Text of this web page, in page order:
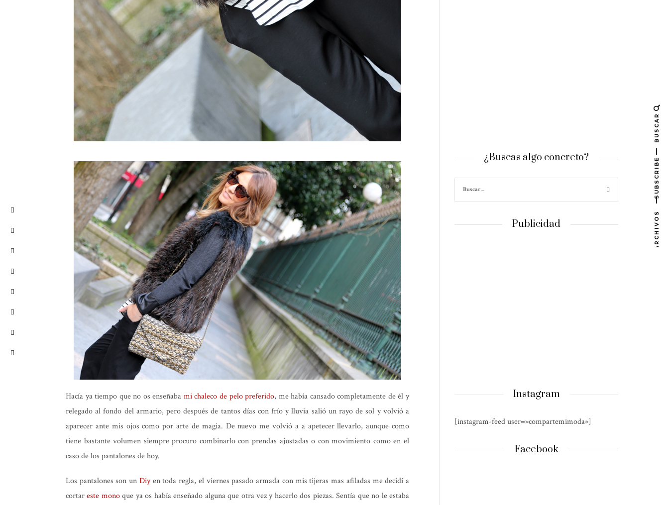
Hacía ya tiempo que no os enseñaba mi chaleco de pelo preferido, me había cansado completamente de él y
relegado al fondo del armario, pero después de tantos días con frío y lluvia salió un rayo de sol y volvió a
aparecer ante mis ojos como por arte de magia. De nuevo me volvió a a apetecer llevarlo, aunque como
tiene bastante volumen siempre procuro combinarlo con prendas ajustadas o con movimiento como en el
caso de los pantalones de hoy.
Los pantalones son un Diyen toda regla, el viernes pasado armada con mis tijeras mas afiladas me decidí a
cortareste monoque ya os había enseñado alguna que otra vez y hacerlo dos piezas. Sentía que no le estaba
¿Buscas algo concreto?
Publicidad
Instagram
[instagram-feed user=»compartemimoda»]
Facebook
BUSCAR
SUBSCRIBE
ARCHIVOS